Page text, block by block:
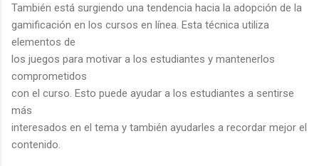
También está surgiendo una tendencia hacia la adopción de la
gamificación en los cursos en línea. Esta técnica utiliza
elementos de
los juegos para motivar a los estudiantes y mantenerlos
comprometidos
con el curso. Esto puede ayudar a los estudiantes a sentirse
más
interesados ​​en el tema y también ayudarles a recordar mejor el
contenido.